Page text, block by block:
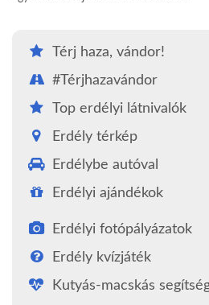
Térj haza, vándor!
#Térjhazavándor
Top erdélyi látnivalók
Erdély térkép
Erdélybe autóval
Erdélyi ajándékok
Erdélyi fotópályázatok
Erdély kvízjáték
Kutyás-macskás